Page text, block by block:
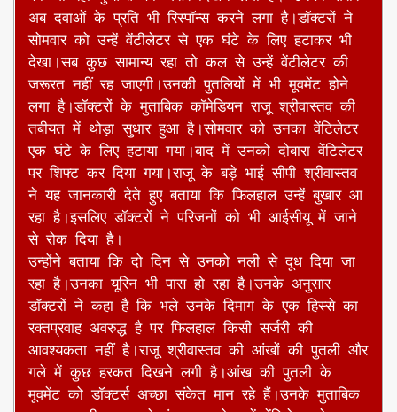
सोमवार को उन्हें वेंटीलेटर से एक घंटे के लिए हटाकर भी
देखा।सब कुछ सामान्य रहा तो कल से उन्हें वेंटीलेटर की
जरूरत नहीं रह जाएगी।उनकी पुतलियों में भी मूवमेंट होने
लगा है।डॉक्टरों के मुताबिक कॉमेडियन राजू श्रीवास्तव की
तबीयत में थोड़ा सुधार हुआ है।सोमवार को उनका वेंटिलेटर
एक घंटे के लिए हटाया गया।बाद में उनको दोबारा वेंटिलेटर
पर शिफ्ट कर दिया गया।राजू के बड़े भाई सीपी श्रीवास्तव
ने यह जानकारी देते हुए बताया कि फिलहाल उन्हें बुखार आ
रहा है।इसलिए डॉक्टरों ने परिजनों को भी आईसीयू में जाने
से रोक दिया है।
उन्होंने बताया कि दो दिन से उनको नली से दूध दिया जा
रहा है।उनका यूरिन भी पास हो रहा है।उनके अनुसार
डॉक्टरों ने कहा है कि भले उनके दिमाग के एक हिस्से का
रक्तप्रवाह अवरुद्ध है पर फिलहाल किसी सर्जरी की
आवश्यकता नहीं है।राजू श्रीवास्तव की आंखों की पुतली और
गले में कुछ हरकत दिखने लगी है।आंख की पुतली के
मूवमेंट को डॉक्टर्स अच्छा संकेत मान रहे हैं।उनके मुताबिक
अगर सब ठीक रहा तो मंगलवार को उन्हें वेंटिलेटर से हटा